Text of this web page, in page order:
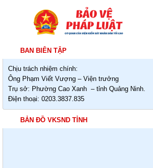
BAN BIÊN TẬP
Chịu trách nhiệm chính:
Ông Phạm Viết Vượng – Viện trưởng
Trụ sở: Phường Cao Xanh – tỉnh Quảng Ninh.
Điện thoại: 0203.3837.835
BẢN ĐỒ VKSND TỈNH